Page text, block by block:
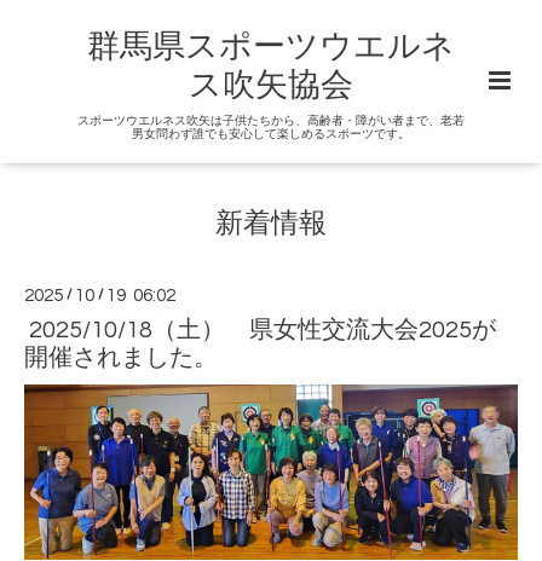
群馬県スポーツウエルネ
ス吹矢協会
スポーツウエルネス吹矢は子供たちから、高齢者・障がい者まで、老若
男女問わず誰でも安心して楽しめるスポーツです。
新着情報
2025 / 10 / 19 06:02
2025/10/18（土） 県女性交流大会2025が
開催されました。